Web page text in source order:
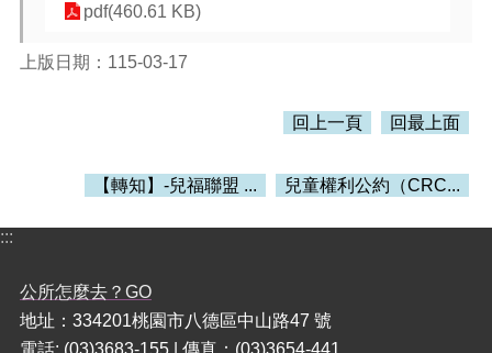
pdf(460.61 KB)
上版日期：115-03-17
回上一頁 回最上面
【轉知】-兒福聯盟 ... 兒童權利公約（CRC...
:::
公所怎麼去？GO
地址：334201桃園市八德區中山路47 號